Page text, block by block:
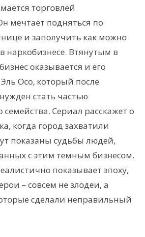
торговлей
мечтает подняться по
и заполучить как можно
наркобизнесе. Втянутым в
оказывается и его
Осо, который после
стать частью
Сериал расскажет о
когда город захватили
показаны судьбы людей,
с этим темным бизнесом.
показывает эпоху,
– совсем не злодеи, а
сделали неправильный